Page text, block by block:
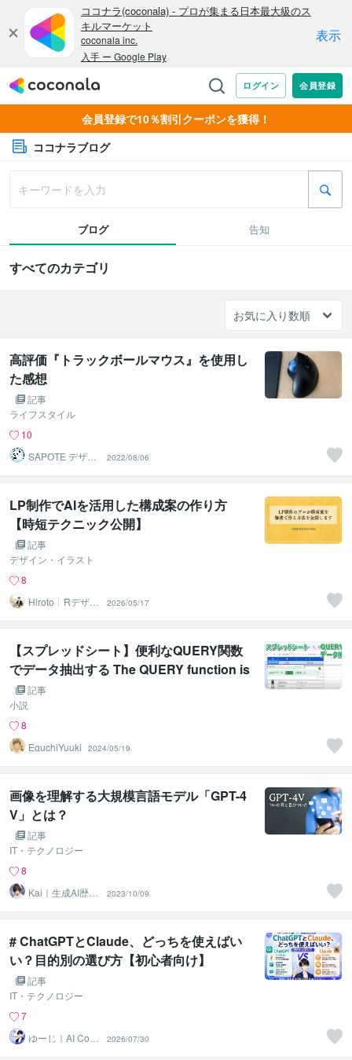
会員登録で10％割引クーポンを獲得！
ココナラブログ
ブログ 告知
すべてのカテゴリ
高評価『トラックボールマウス』を使用し
た感想
記事
ライフスタイル
10
SAPOTE デザイ
2022/08/06
LP制作でAIを活用した構成案の作り方
【時短テクニック公開】
記事
デザイン・イラスト
8
Hiroto┊Rデザイ
ンスタジオ
2026/05/17
【スプレッドシート】便利なQUERY関数
でデータ抽出する The QUERY function is
a very useful tool in spreadsheets.
記事
小説
8
EguchiYuuki
2024/05/19
画像を理解する大規模言語モデル「GPT-4
V」とは？
記事
IT・テクノロジー
8
Kai｜生成AI歴4
年_開発から活用
まで
2023/10/09
# ChatGPTとClaude、どっちを使えばい
い？目的別の選び方【初心者向け】
記事
IT・テクノロジー
7
ゆーじ｜AI Conc
ierge
2026/07/30